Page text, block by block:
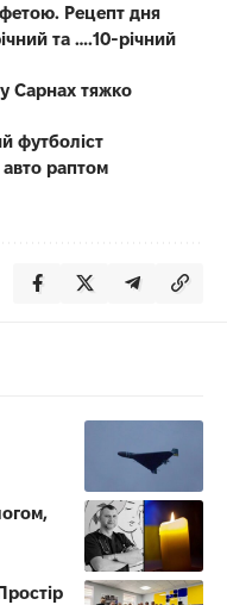
Рецепт дня
та ….10-річний
Сарнах тяжко
футболіст
авто раптом